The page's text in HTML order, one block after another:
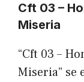
Cft 03 –
Miseria
“Cft 03 –
Miseria” se